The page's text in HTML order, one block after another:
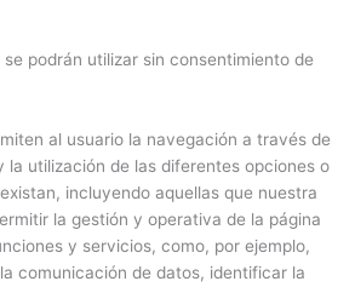
podrán utilizar sin consentimiento de
al usuario la navegación a través de
la utilización de las diferentes opciones o
incluyendo aquellas que nuestra
la gestión y operativa de la página
y servicios, como, por ejemplo,
comunicación de datos, identificar la